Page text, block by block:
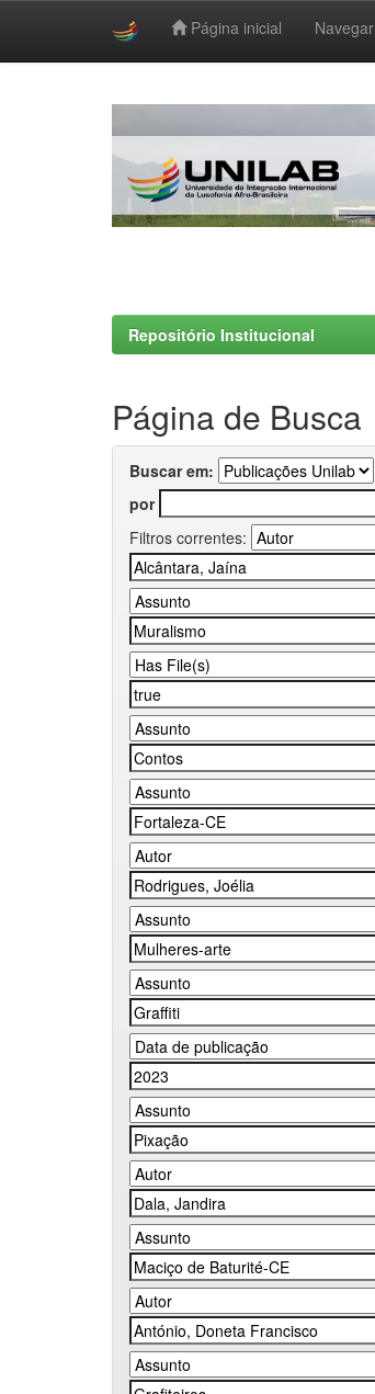
Página inicial Navegar
Repositório Institucional
Página de Busca
Buscar em:
por
Filtros correntes: